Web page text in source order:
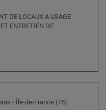
DE LOCAUX A USAGE
ENTRETIEN DE
- Île-de-France (75)